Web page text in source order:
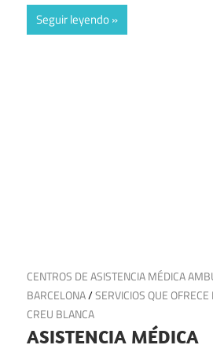
Seguir leyendo
26 de septiembre de 2024
CENTROS DE ASISTENCIA MÉDICA
BARCELONA/SERVICIOS QUE
CREU BLANCA
ASISTENCIA MÉDICA